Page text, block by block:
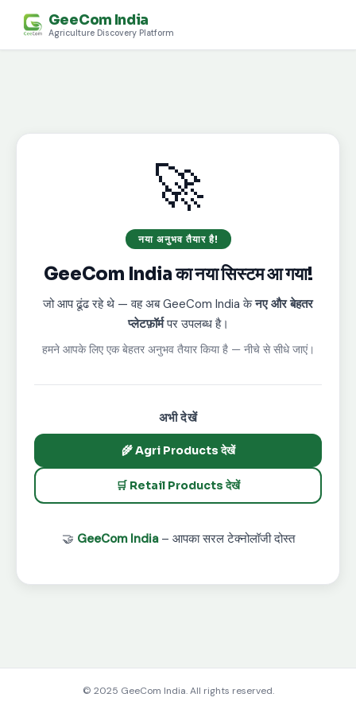
GeeCom India
Agriculture Discovery Platform
🚀
नया अनुभव तैयार है!
GeeCom India का नया सिस्टम आ गया!
जो आप ढूंढ रहे थे — वह अब GeeCom India केनए और बेहतर
प्लेटफ़ॉर्मपर उपलब्ध है।
हमने आपके लिए एक बेहतर अनुभव तैयार किया है — नीचे से सीधे जाएं।
अभी देखें
🌾 Agri Products देखें
🛒 Retail Products देखें
🤝 GeeCom India– आपका सरल टेक्नोलॉजी दोस्त
© 2025 GeeCom India. All rights reserved.